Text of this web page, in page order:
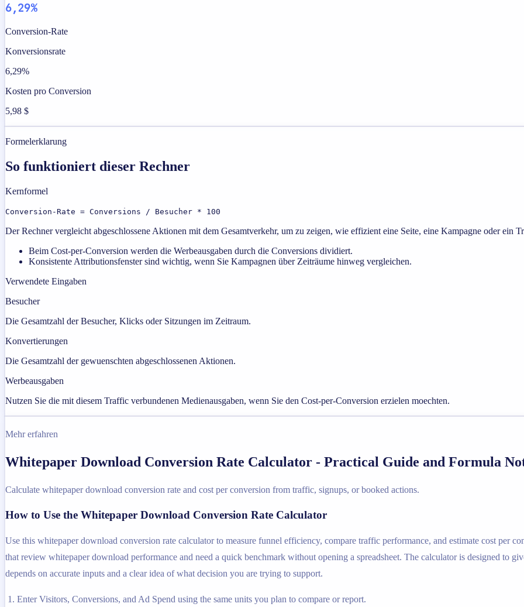
6,29%
Conversion-Rate
Konversionsrate
6,29%
Kosten pro Conversion
5,98 $
Formelerklarung
So funktioniert dieser Rechner
Kernformel
Conversion-Rate = Conversions / Besucher * 100
Der Rechner vergleicht abgeschlossene Aktionen mit dem Gesamtverkehr, um zu zeigen, wie effizient eine Seite, eine Kampagne oder ein
Beim Cost-per-Conversion werden die Werbeausgaben durch die Conversions dividiert.
Konsistente Attributionsfenster sind wichtig, wenn Sie Kampagnen über Zeiträume hinweg vergleichen.
Verwendete Eingaben
Besucher
Die Gesamtzahl der Besucher, Klicks oder Sitzungen im Zeitraum.
Konvertierungen
Die Gesamtzahl der gewuenschten abgeschlossenen Aktionen.
Werbeausgaben
Nutzen Sie die mit diesem Traffic verbundenen Medienausgaben, wenn Sie den Cost-per-Conversion erzielen moechten.
Mehr erfahren
Whitepaper Download Conversion Rate Calculator - Practical Guide and Formula
Calculate whitepaper download conversion rate and cost per conversion from traffic, signups, or booked actions.
How to Use the Whitepaper Download Conversion Rate Calculator
Use this whitepaper download conversion rate calculator to measure funnel efficiency, compare traffic performance, and estimate cost per
that review whitepaper download performance and need a quick benchmark without opening a spreadsheet. The calculator is designed to
depends on accurate inputs and a clear idea of what decision you are trying to support.
Enter Visitors, Conversions, and Ad Spend using the same units you plan to compare or report.